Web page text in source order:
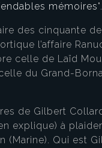
mémoires".
des cinquante
l’affaire
celle de Laïd
du Grand-
de Gilbert
explique) à
(Marine). Qui est